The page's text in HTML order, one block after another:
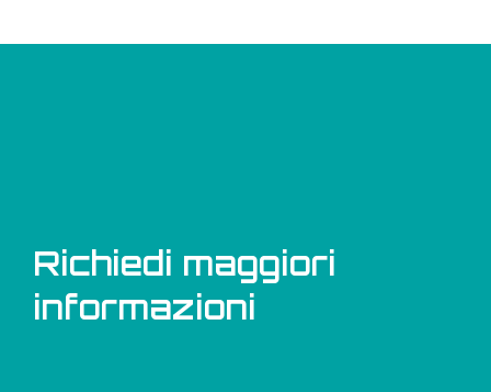
Richiedi maggiori
informazioni